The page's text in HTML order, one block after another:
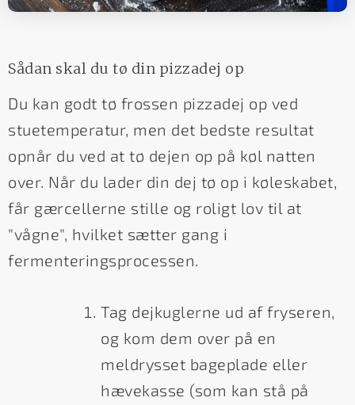
Sådan skal du tø din pizzadej op
Du kan godt tø frossen pizzadej op ved
stuetemperatur, men det bedste resultat
opnår du ved at tø dejen op på køl natten
over. Når du lader din dej tø op i køleskabet,
får gærcellerne stille og roligt lov til at
"vågne", hvilket sætter gang i
fermenteringsprocessen.
Tag dejkuglerne ud af fryseren,
og kom dem over på en
meldrysset bageplade eller
hævekasse (som kan stå på